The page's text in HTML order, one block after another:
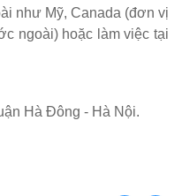
như Mỹ, Canada (đơn vị
ngoài) hoặc làm việc tại
Hà Đông - Hà Nội.